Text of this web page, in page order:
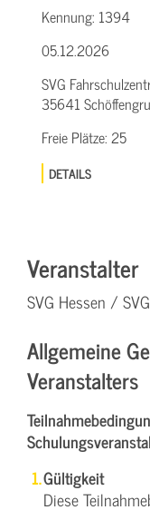
Kennung: 1394
05.12.2026
SVG
35641
Freie Plätze:25
DETAILS
Veranstalter
SVG Hessen /
Allgemeine
Veranstalters
Gültigkeit
Diese